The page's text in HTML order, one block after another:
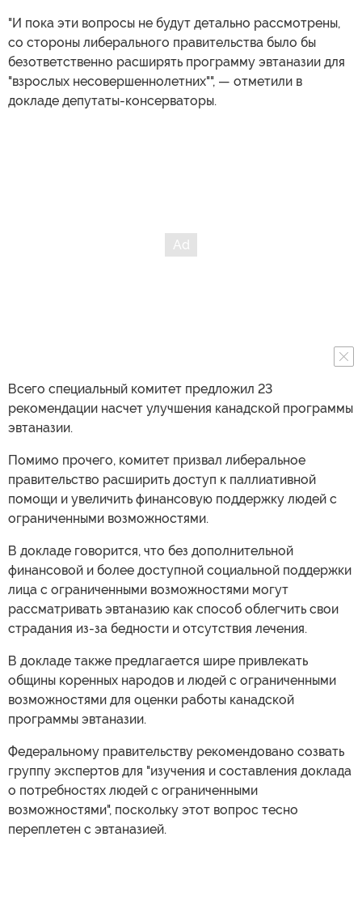
"И пока эти вопросы не будут детально рассмотрены,
со стороны либерального правительства было бы
безответственно расширять программу эвтаназии для
"взрослых несовершеннолетних"", — отметили в
докладе депутаты-консерваторы.
Всего специальный комитет предложил 23
рекомендации насчет улучшения канадской программы
эвтаназии.
Помимо прочего, комитет призвал либеральное
правительство расширить доступ к паллиативной
помощи и увеличить финансовую поддержку людей с
ограниченными возможностями.
В докладе говорится, что без дополнительной
финансовой и более доступной социальной поддержки
лица с ограниченными возможностями могут
рассматривать эвтаназию как способ облегчить свои
страдания из-за бедности и отсутствия лечения.
В докладе также предлагается шире привлекать
общины коренных народов и людей с ограниченными
возможностями для оценки работы канадской
программы эвтаназии.
Федеральному правительству рекомендовано созвать
группу экспертов для "изучения и составления доклада
о потребностях людей с ограниченными
возможностями", поскольку этот вопрос тесно
переплетен с эвтаназией.